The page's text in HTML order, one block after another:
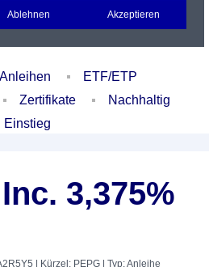
Portfolio Login
Anleihen
ETF/ETP
Zertifikate
Nachhaltig
Einstieg
3,375%
| Kürzel: PEPG | Typ: Anleihe
Ablehnen Akzeptieren